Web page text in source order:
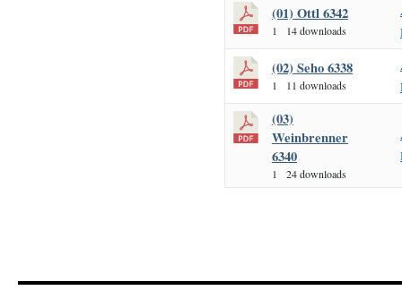
(01) Ottl 6342
1 14 downloads
(02) Seho 6338
1 11 downloads
(03)
Weinbrenner
6340
1 24 downloads